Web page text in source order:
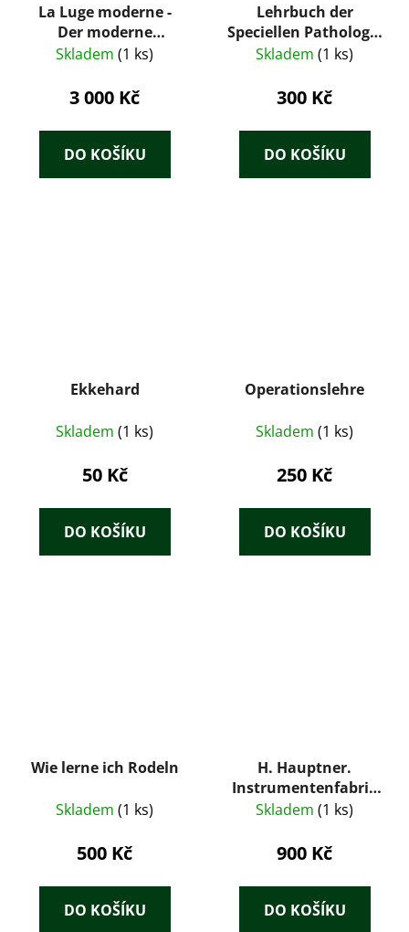
La Luge moderne -
Der moderne
Schlitten - The
BACHMANN FRÉRES
Skladem (1 ks)
3 000 Kč
DO KOŠÍKU
Lehrbuch der
Speciellen Pathologie
und Therapie der
Thierärzte, Ärzte und
Skladem (1 ks)
300 Kč
DO KOŠÍKU
Ekkehard
Skladem (1 ks)
50 Kč
DO KOŠÍKU
Operationslehre
Skladem (1 ks)
250 Kč
DO KOŠÍKU
Wie lerne ich Rodeln
Skladem (1 ks)
500 Kč
DO KOŠÍKU
H. Hauptner.
Instrumentenfabrik
für Veterinärmedizin.
1932. Mit einer
Einleitung: Das
Veterinär-
Skladem (1 ks)
900 Kč
DO KOŠÍKU